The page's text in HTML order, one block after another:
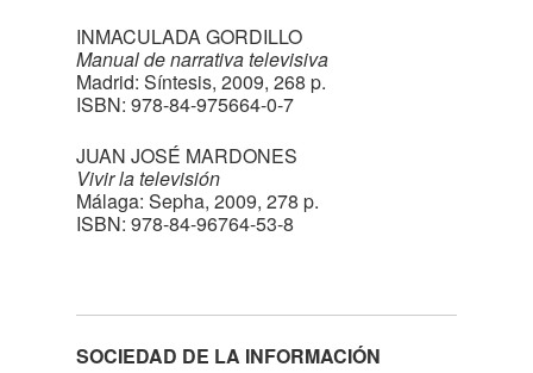
INMACULADA GORDILLO
Manual de narrativa televisiva
Madrid: Síntesis, 2009, 268 p.
ISBN: 978-84-975664-0-7
JUAN JOSÉ MARDONES
Vivir la televisión
Málaga: Sepha, 2009, 278 p.
ISBN: 978-84-96764-53-8
SOCIEDAD DE LA INFORMACIÓN